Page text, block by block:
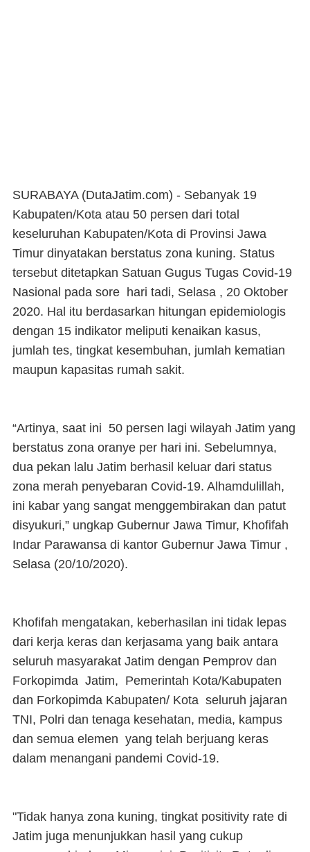
SURABAYA (DutaJatim.com) - Sebanyak 19
Kabupaten/Kota atau 50 persen dari total
keseluruhan Kabupaten/Kota di Provinsi Jawa
Timur dinyatakan berstatus zona kuning. Status
tersebut ditetapkan Satuan Gugus Tugas Covid-19
Nasional pada sore hari tadi, Selasa , 20 Oktober
2020. Hal itu berdasarkan hitungan epidemiologis
dengan 15 indikator meliputi kenaikan kasus,
jumlah tes, tingkat kesembuhan, jumlah kematian
maupun kapasitas rumah sakit.
“Artinya, saat ini 50 persen lagi wilayah Jatim yang
berstatus zona oranye per hari ini. Sebelumnya,
dua pekan lalu Jatim berhasil keluar dari status
zona merah penyebaran Covid-19. Alhamdulillah,
ini kabar yang sangat menggembirakan dan patut
disyukuri,” ungkap Gubernur Jawa Timur, Khofifah
Indar Parawansa di kantor Gubernur Jawa Timur ,
Selasa (20/10/2020).
Khofifah mengatakan, keberhasilan ini tidak lepas
dari kerja keras dan kerjasama yang baik antara
seluruh masyarakat Jatim dengan Pemprov dan
Forkopimda Jatim, Pemerintah Kota/Kabupaten
dan Forkopimda Kabupaten/ Kota seluruh jajaran
TNI, Polri dan tenaga kesehatan, media, kampus
dan semua elemen yang telah berjuang keras
dalam menangani pandemi Covid-19.
"Tidak hanya zona kuning, tingkat positivity rate di
Jatim juga menunjukkan hasil yang cukup